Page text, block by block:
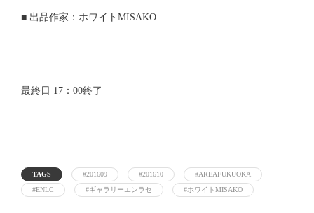
■ 出品作家：ホワイトMISAKO
最終日 17：00終了
TAGS #201609 #201610
#AREAFUKUOKA
#ENLC
#ギャラリーエンラセ #ホワイトMISAKO